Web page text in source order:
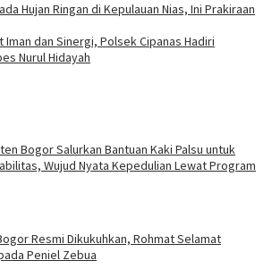
Hujan Ringan di Kepulauan Nias, Ini Prakiraan
Iman dan Sinergi, Polsek Cipanas Hadiri
Nurul Hidayah
Bogor Salurkan Bantuan Kaki Palsu untuk
Wujud Nyata Kepedulian Lewat Program
Resmi Dikukuhkan, Rohmat Selamat
Peniel Zebua